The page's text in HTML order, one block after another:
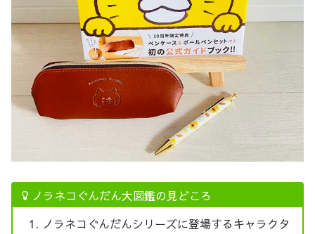
ノラネコぐんだん大図鑑の見どころ
ノラネコぐんだんシリーズに登場するキャラクタ